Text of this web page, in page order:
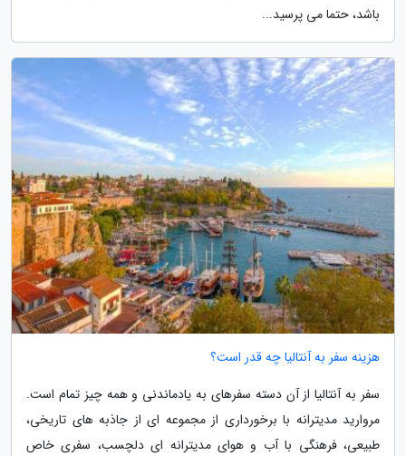
باشد، حتما می پرسید...
هزینه سفر به آنتالیا چه قدر است؟
سفر به آنتالیا از آن دسته سفرهای به یادماندنی و همه چیز تمام است.
مروارید مدیترانه با برخورداری از مجموعه ای از جاذبه های تاریخی،
طبیعی، فرهنگی با آب و هوای مدیترانه ای دلچسب، سفری خاص